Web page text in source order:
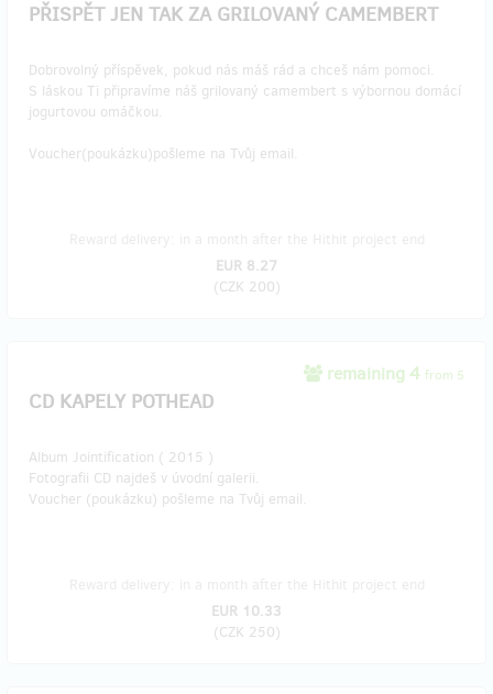
PŘISPĚT JEN TAK ZA GRILOVANÝ CAMEMBERT
Dobrovolný příspěvek, pokud nás máš rád a chceš nám pomoci.
S láskou Ti připravíme náš grilovaný camembert s výbornou domácí
jogurtovou omáčkou.
Voucher(poukázku)pošleme na Tvůj email.
EUR 8.27
(CZK 200)
remaining 4 from 5
CD KAPELY POTHEAD
Album Jointification ( 2015 )
Fotografii CD najdeš v úvodní galerii.
Voucher (poukázku) pošleme na Tvůj email.
EUR 10.33
(CZK 250)